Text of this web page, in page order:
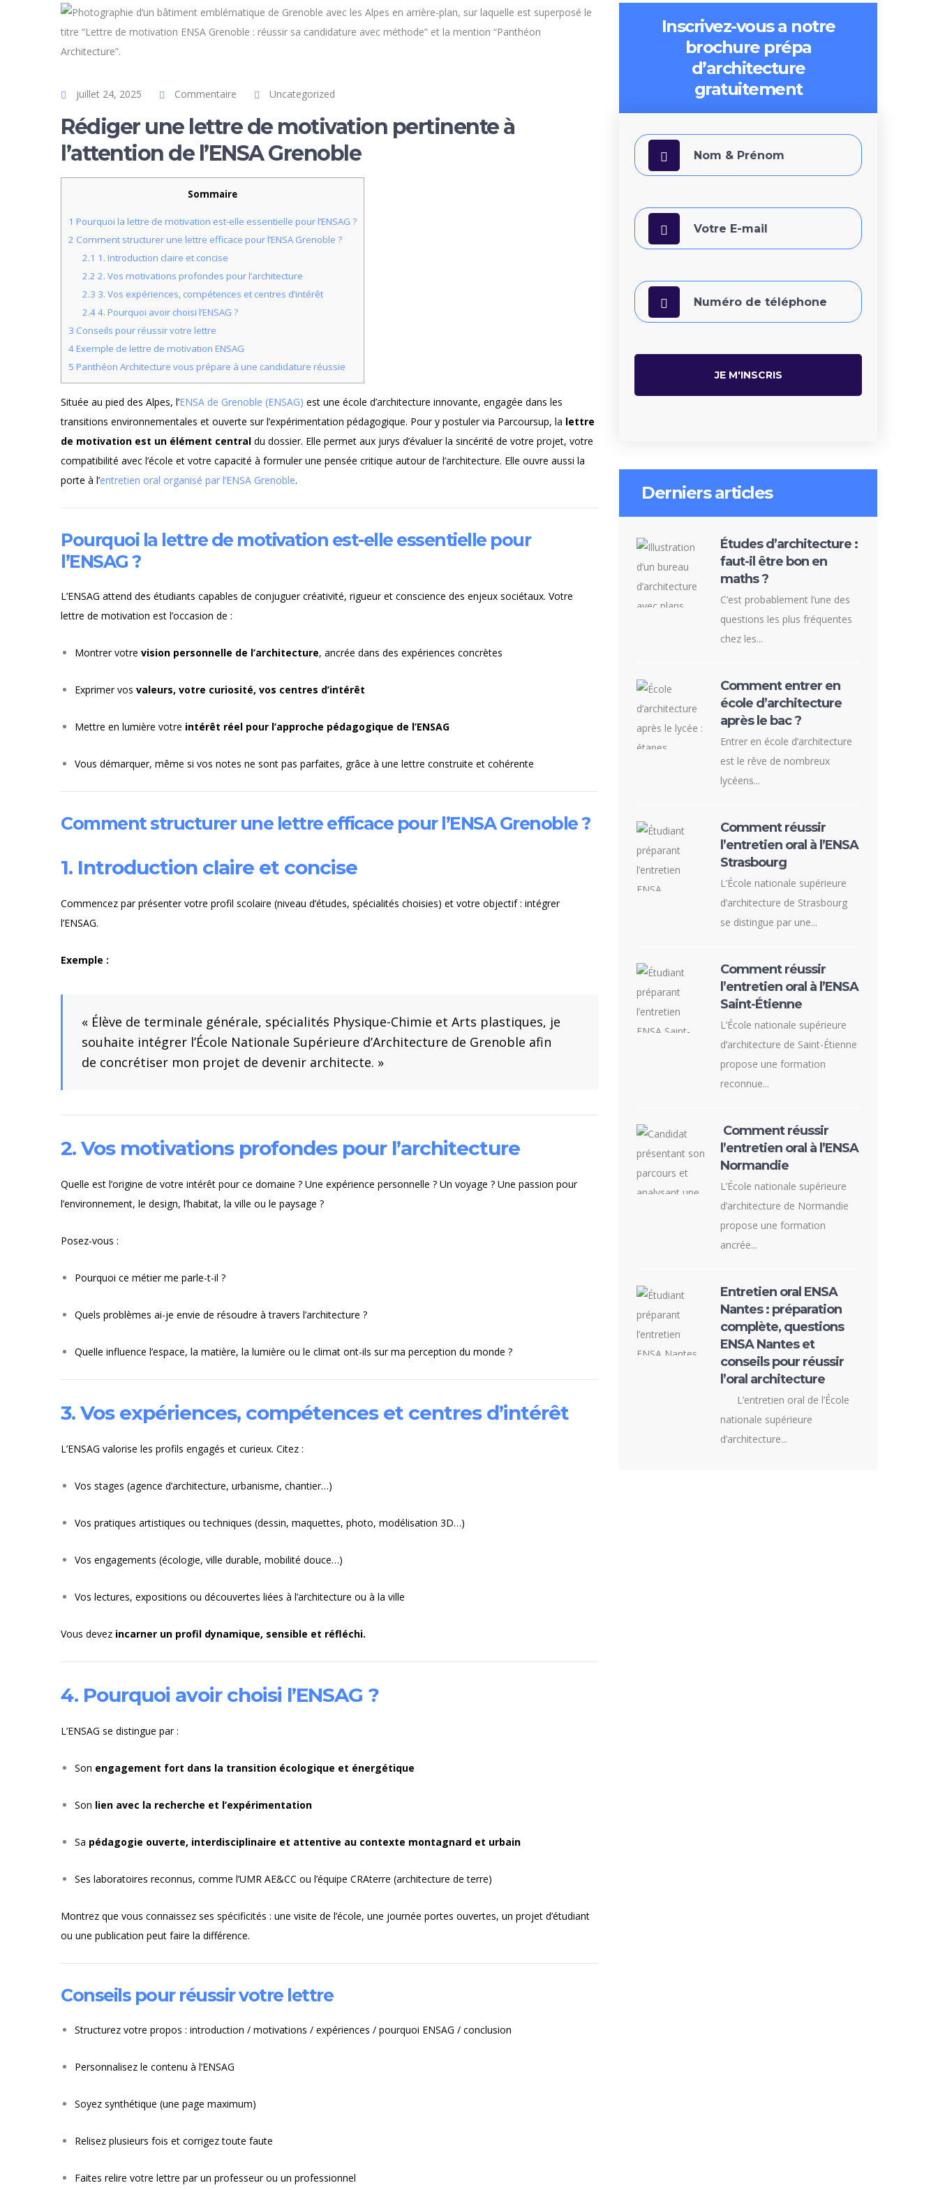
juillet 24, 2025 Commentaire Uncategorized
Rédiger une lettre de motivation pertinente à
l’attention de l’ENSA Grenoble
Sommaire
1 Pourquoi la lettre de motivation est-elle essentielle pour l’ENSAG ?
2 Comment structurer une lettre efficace pour l’ENSA Grenoble ?
2.1 1. Introduction claire et concise
2.2 2. Vos motivations profondes pour l’architecture
2.3 3. Vos expériences, compétences et centres d’intérêt
2.44. Pourquoi avoir choisi l’ENSAG ?
3 Conseils pour réussir votre lettre
4 Exemple de lettre de motivation ENSAG
5 Panthéon Architecture vous prépare à une candidature réussie
Située au pied des Alpes, l’ENSA de Grenoble (ENSAG) est une école d’architecture innovante, engagée dans les
transitions environnementales et ouverte sur l’expérimentation pédagogique. Pour y postuler via Parcoursup, la lettre
de motivation est un élément central du dossier. Elle permet aux jurys d’évaluer la sincérité de votre projet, votre
compatibilité avec l’école et votre capacité à formuler une pensée critique autour de l’architecture. Elle ouvre aussi la
porte à l’entretien oral organisé par l’ENSA Grenoble.
Pourquoi la lettre de motivation est-elle essentielle pour
l’ENSAG ?
L’ENSAG attend des étudiants capables de conjuguer créativité, rigueur et conscience des enjeux sociétaux. Votre
lettre de motivation est l’occasion de :
Montrer votre vision personnelle de l’architecture, ancrée dans des expériences concrètes
Exprimer vos valeurs, votre curiosité, vos centres d’intérêt
Mettre en lumière votre intérêt réel pour l’approche pédagogique de l’ENSAG
Vous démarquer, même si vos notes ne sont pas parfaites, grâce à une lettre construite et cohérente
Comment structurer une lettre efficace pour l’ENSA Grenoble ?
1. Introduction claire et concise
Commencez par présenter votre profil scolaire (niveau d’études, spécialités choisies) et votre objectif : intégrer
l’ENSAG.
Exemple :
« Élève de terminale générale, spécialités Physique-Chimie et Arts plastiques, je
souhaite intégrer l’École Nationale Supérieure d’Architecture de Grenoble afin
de concrétiser mon projet de devenir architecte. »
2. Vos motivations profondes pour l’architecture
Quelle est l’origine de votre intérêt pour ce domaine ? Une expérience personnelle ? Un voyage ? Une passion pour
l’environnement, le design, l’habitat, la ville ou le paysage ?
Posez-vous :
Pourquoi ce métier me parle-t-il ?
Quels problèmes ai-je envie de résoudre à travers l’architecture ?
Quelle influence l’espace, la matière, la lumière ou le climat ont-ils sur ma perception du monde ?
3. Vos expériences, compétences et centres d’intérêt
L’ENSAG valorise les profils engagés et curieux. Citez :
Vos stages (agence d’architecture, urbanisme, chantier…)
Vos pratiques artistiques ou techniques (dessin, maquettes, photo, modélisation 3D…)
Vos engagements (écologie, ville durable, mobilité douce…)
Vos lectures, expositions ou découvertes liées à l’architecture ou à la ville
Vous devez incarner un profil dynamique, sensible et réfléchi.
4. Pourquoi avoir choisi l’ENSAG ?
L’ENSAG se distingue par :
Son engagement fort dans la transition écologique et énergétique
Son lien avec la recherche et l’expérimentation
Sa pédagogie ouverte, interdisciplinaire et attentive au contexte montagnard et urbain
Ses laboratoires reconnus, comme l’UMR AE&CC ou l’équipe CRAterre (architecture de terre)
Montrez que vous connaissez ses spécificités : une visite de l’école, une journée portes ouvertes, un projet d’étudiant
ou une publication peut faire la différence.
Conseils pour réussir votre lettre
Structurez votre propos : introduction / motivations / expériences / pourquoi ENSAG / conclusion
Personnalisez le contenu à l’ENSAG
Soyez synthétique (une page maximum)
Relisez plusieurs fois et corrigez toute faute
Faites relire votre lettre par un professeur ou un professionnel
Inscrivez-vous a notre
brochure prépa
d’architecture
gratuitement
Derniers articles
Études d’architecture :
faut-il être bon en
maths ?
C’est probablement l’une des
questions les plus fréquentes
chez les...
Comment entrer en
école d’architecture
après le bac ?
Entrer en école d’architecture
est le rêve de nombreux
lycéens...
Comment réussir
l’entretien oral à l’ENSA
Strasbourg
L’École nationale supérieure
d’architecture de Strasbourg
se distingue par une...
Comment réussir
l’entretien oral à l’ENSA
Saint-Étienne
L’École nationale supérieure
d’architecture de Saint-Étienne
propose une formation
reconnue...
Comment réussir
l’entretien oral à l’ENSA
Normandie
L’École nationale supérieure
d’architecture de Normandie
propose une formation
ancrée...
Entretien oral ENSA
Nantes : préparation
complète, questions
ENSA Nantes et
conseils pour réussir
l’oral architecture
L’entretien oral de l’École
nationale supérieure
d’architecture...